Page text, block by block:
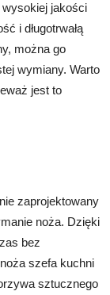
jakości
i długotrwałą
można go
wymiany. Warto
jest to
zaprojektowany
noża. Dzięki
bez
szefa kuchni
sztucznego